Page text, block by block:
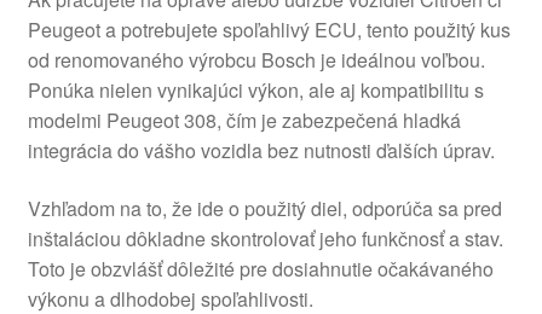
Peugeot a potrebujete spoľahlivý ECU, tento použitý kus
od renomovaného výrobcu Bosch je ideálnou voľbou.
Ponúka nielen vynikajúci výkon, ale aj kompatibilitu s
modelmi Peugeot 308, čím je zabezpečená hladká
integrácia do vášho vozidla bez nutnosti ďalších úprav.
Vzhľadom na to, že ide o použitý diel, odporúča sa pred
inštaláciou dôkladne skontrolovať jeho funkčnosť a stav.
Toto je obzvlášť dôležité pre dosiahnutie očakávaného
výkonu a dlhodobej spoľahlivosti.